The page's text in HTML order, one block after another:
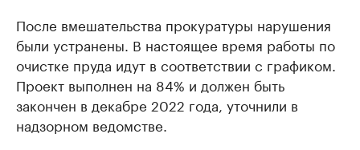
После вмешательства прокуратуры нарушения
были устранены. В настоящее время работы по
очистке пруда идут в соответствии с графиком.
Проект выполнен на 84% и должен быть
закончен в декабре 2022 года, уточнили в
надзорном ведомстве.